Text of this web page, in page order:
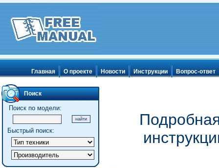
Главная О проекте Новости Инструкции Вопрос-ответ
Поиск
Поиск по модели:
Быстрый поиск: